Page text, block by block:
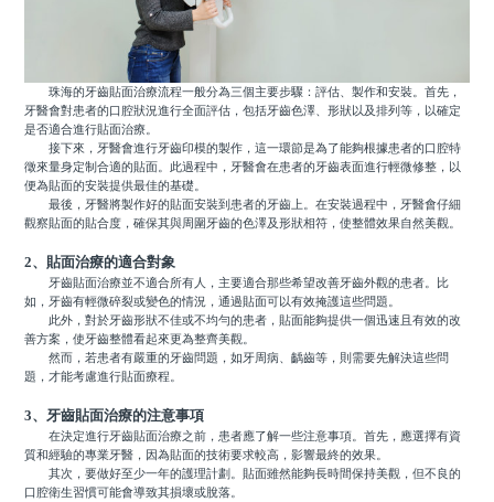
珠海的牙齒貼面治療流程一般分為三個主要步驟：評估、製作和安裝。首先，
牙醫會對患者的口腔狀況進行全面評估，包括牙齒色澤、形狀以及排列等，以確定
是否適合進行貼面治療。
接下來，牙醫會進行牙齒印模的製作，這一環節是為了能夠根據患者的口腔特
徵來量身定制合適的貼面。此過程中，牙醫會在患者的牙齒表面進行輕微修整，以
便為貼面的安裝提供最佳的基礎。
最後，牙醫將製作好的貼面安裝到患者的牙齒上。在安裝過程中，牙醫會仔細
觀察貼面的貼合度，確保其與周圍牙齒的色澤及形狀相符，使整體效果自然美觀。
2、貼面治療的適合對象
牙齒貼面治療並不適合所有人，主要適合那些希望改善牙齒外觀的患者。比
如，牙齒有輕微碎裂或變色的情況，通過貼面可以有效掩護這些問題。
此外，對於牙齒形狀不佳或不均勻的患者，貼面能夠提供一個迅速且有效的改
善方案，使牙齒整體看起來更為整齊美觀。
然而，若患者有嚴重的牙齒問題，如牙周病、齲齒等，則需要先解決這些問
題，才能考慮進行貼面療程。
3、牙齒貼面治療的注意事項
在決定進行牙齒貼面治療之前，患者應了解一些注意事項。首先，應選擇有資
質和經驗的專業牙醫，因為貼面的技術要求較高，影響最終的效果。
其次，要做好至少一年的護理計劃。貼面雖然能夠長時間保持美觀，但不良的
口腔衛生習慣可能會導致其損壞或脫落。